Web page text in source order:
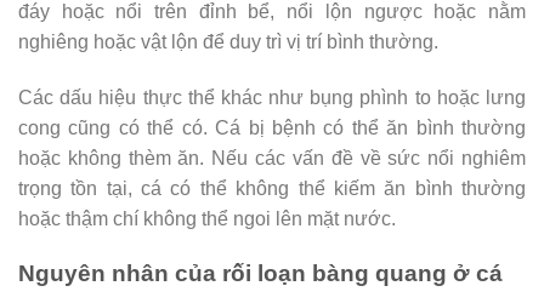
đáy hoặc nổi trên đỉnh bể, nổi lộn ngược hoặc nằm
nghiêng hoặc vật lộn để duy trì vị trí bình thường.
Các dấu hiệu thực thể khác như bụng phình to hoặc lưng
cong cũng có thể có. Cá bị bệnh có thể ăn bình thường
hoặc không thèm ăn. Nếu các vấn đề về sức nổi nghiêm
trọng tồn tại, cá có thể không thể kiếm ăn bình thường
hoặc thậm chí không thể ngoi lên mặt nước.
Nguyên nhân của rối loạn bàng quang ở cá